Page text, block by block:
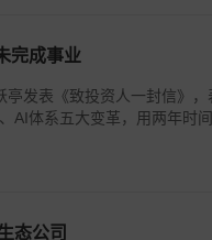
完成事业
发表《致投资人一封信》
AI体系五大变革，用两年时
态公司